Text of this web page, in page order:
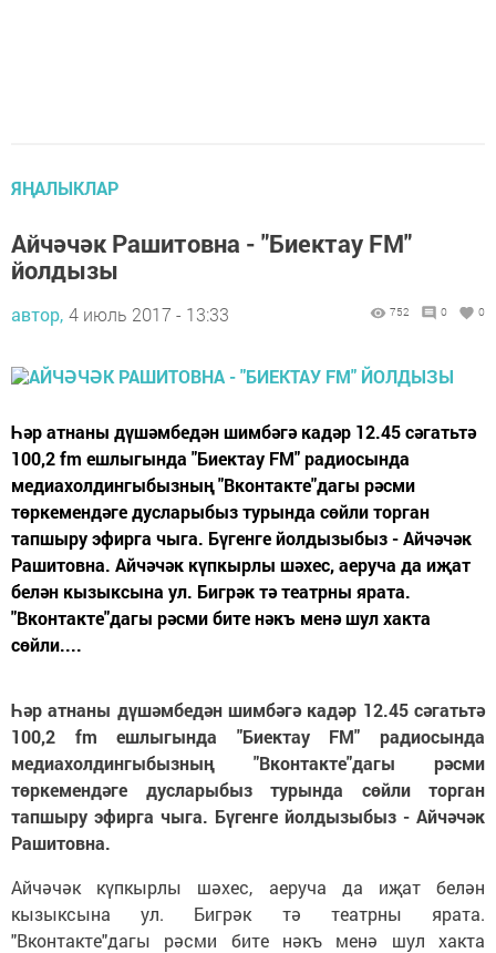
ЯҢАЛЫКЛАР
Айчәчәк Рашитовна - "Биектау FM"
йолдызы
автор, 4 июль 2017 - 13:33 752 0 0
Һәр атнаны дүшәмбедән шимбәгә кадәр 12.45 сәгатьтә
100,2 fm ешлыгында "Биектау FM" радиосында
медиахолдингыбызның "Вконтакте"дагы рәсми
төркемендәге дусларыбыз турында сөйли торган
тапшыру эфирга чыга. Бүгенге йолдызыбыз - Айчәчәк
Рашитовна. Айчәчәк күпкырлы шәхес, аеруча да иҗат
белән кызыксына ул. Бигрәк тә театрны ярата.
"Вконтакте"дагы рәсми бите нәкъ менә шул хакта
сөйли....
Һәр атнаны дүшәмбедән шимбәгә кадәр 12.45 сәгатьтә
100,2 fm ешлыгында "Биектау FM" радиосында
медиахолдингыбызның "Вконтакте"дагы рәсми
төркемендәге дусларыбыз турында сөйли торган
тапшыру эфирга чыга. Бүгенге йолдызыбыз - Айчәчәк
Рашитовна.
Айчәчәк күпкырлы шәхес, аеруча да иҗат белән
кызыксына ул. Бигрәк тә театрны ярата.
"Вконтакте"дагы рәсми бите нәкъ менә шул хакта